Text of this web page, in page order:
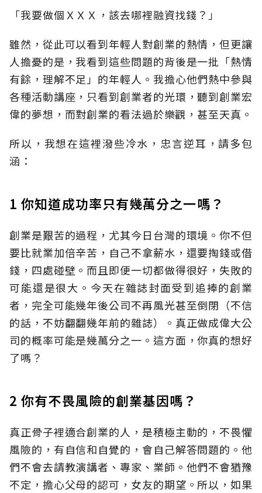
「我要做個ＸＸＸ，該去哪裡融資找錢？」
雖然，從此可以看到年輕人對創業的熱情，但更讓
人擔憂的是，我看到這些問題的背後是一批「熱情
有餘，理解不足」的年輕人。我擔心他們熱中參與
各種活動講座，只看到創業者的光環，聽到創業宏
偉的夢想，而對創業的看法過於樂觀，甚至天真。
所以，我想在這裡潑些冷水，忠言逆耳，請多包
涵：
1 你知道成功率只有幾萬分之一嗎？
創業是艱苦的過程，尤其今日台灣的環境。你不但
要比就業加倍辛苦，自己不拿薪水，還要掏錢或借
錢，四處碰壁。而且即便一切都做得很好，失敗的
可能還是很大。今天在雜誌封面受到追捧的創業
者，完全可能幾年後公司不再風光甚至倒閉（不信
的話，不妨翻翻幾年前的雜誌）。真正做成偉大公
司的概率可能是幾萬分之一。這方面，你真的想好
了嗎？
2 你有不畏風險的創業基因嗎？
真正骨子裡適合創業的人，是積極主動的，不畏懼
風險的，有自信和自覺的，會自己解答問題的。他
們不會去請教演講者、專家、業師。他們不會猶豫
不定，擔心父母的認可，女友的期望。所以，如果